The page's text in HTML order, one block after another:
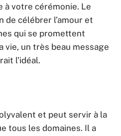
à votre cérémonie. Le
de célébrer l’amour et
qui se promettent
vie, un très beau message
l’idéal.
et peut servir à la
tous les domaines. Il a